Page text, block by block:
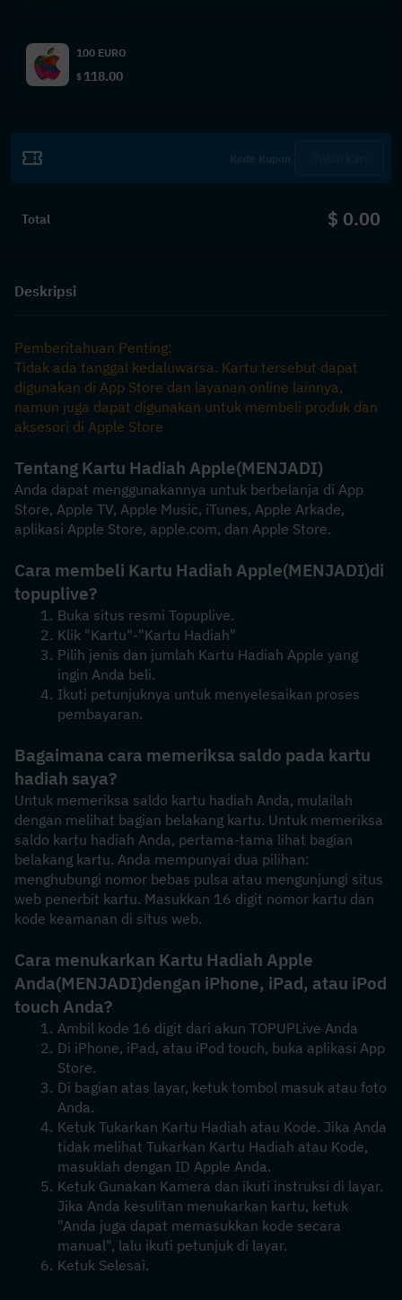
100 EURO
$ 118.00
Total $ 0.00
Deskripsi
Pemberitahuan Penting:
Tidak ada tanggal kedaluwarsa. Kartu tersebut dapat
digunakan di App Store dan layanan online lainnya,
namun juga dapat digunakan untuk membeli produk dan
aksesori di Apple Store
Tentang Kartu Hadiah Apple(MENJADI)
Anda dapat menggunakannya untuk berbelanja di App
Store, Apple TV, Apple Music, iTunes, Apple Arkade,
aplikasi Apple Store, apple.com, dan Apple Store.
Cara membeli Kartu Hadiah Apple(MENJADI)di
topuplive?
Buka situs resmi Topuplive.
Klik "Kartu"-"Kartu Hadiah"
Pilih jenis dan jumlah Kartu Hadiah Apple yang
ingin Anda beli.
Ikuti petunjuknya untuk menyelesaikan proses
pembayaran.
Bagaimana cara memeriksa saldo pada kartu
hadiah saya?
Untuk memeriksa saldo kartu hadiah Anda, mulailah
dengan melihat bagian belakang kartu. Untuk memeriksa
saldo kartu hadiah Anda, pertama-tama lihat bagian
belakang kartu. Anda mempunyai dua pilihan:
menghubungi nomor bebas pulsa atau mengunjungi situs
web penerbit kartu. Masukkan 16 digit nomor kartu dan
kode keamanan di situs web.
Cara menukarkan Kartu Hadiah Apple
Anda(MENJADI)dengan iPhone, iPad, atau iPod
touch Anda?
Ambil kode 16 digit dari akun TOPUPLive Anda
Di iPhone, iPad, atau iPod touch, buka aplikasi App
Store.
Di bagian atas layar, ketuk tombol masuk atau foto
Anda.
Ketuk Tukarkan Kartu Hadiah atau Kode. Jika Anda
tidak melihat Tukarkan Kartu Hadiah atau Kode,
masuklah dengan ID Apple Anda.
Ketuk Gunakan Kamera dan ikuti instruksi di layar.
Jika Anda kesulitan menukarkan kartu, ketuk
"Anda juga dapat memasukkan kode secara
manual", lalu ikuti petunjuk di layar.
Ketuk Selesai.